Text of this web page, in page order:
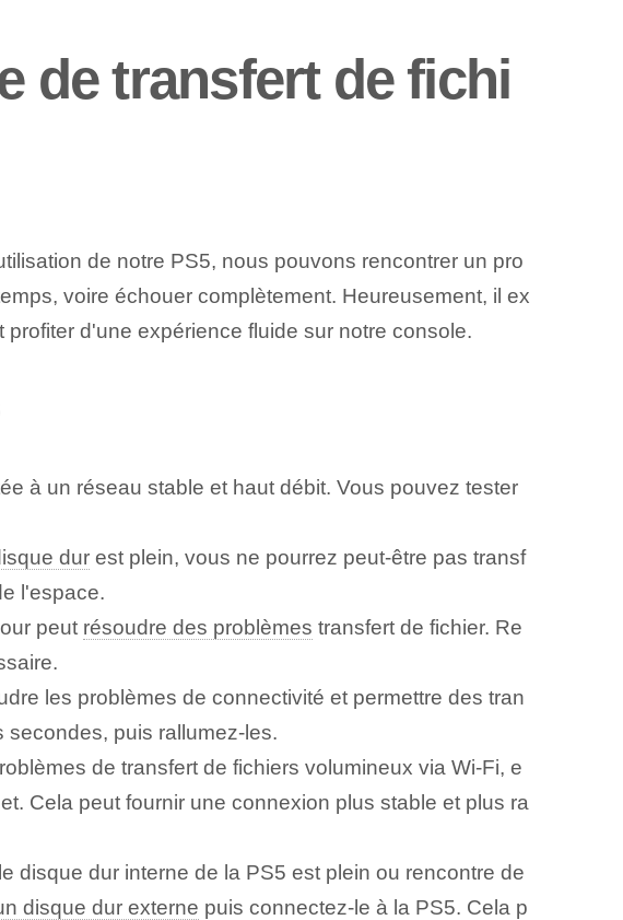
de transfert de fichi
de notre PS5, nous pouvons rencontrer un pro
voire échouer complètement. Heureusement, il ex
d'une expérience fluide sur notre console.
à un réseau stable et haut débit. Vous pouvez tester
durest plein, vous ne pourrez peut-être pas transf
l'espace.
peut résoudre des problèmes transfert de fichier. Re
les problèmes de connectivité et permettre des tran
secondes, puis rallumez-les.
de transfert de fichiers volumineux via Wi-Fi, e
Cela peut fournir une connexion plus stable et plus ra
disque dur interne de la PS5 est plein ou rencontre de
disque dur externe puis connectez-le à la PS5. Cela p